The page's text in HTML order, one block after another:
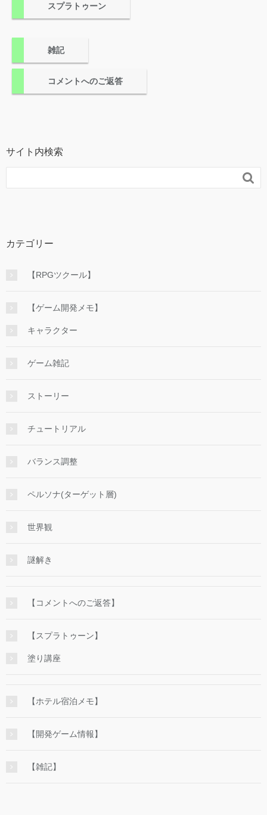
スプラトゥーン
雑記
コメントへのご返答
サイト内検索

カテゴリー
【RPGツクール】
【ゲーム開発メモ】
キャラクター
ゲーム雑記
ストーリー
チュートリアル
バランス調整
ペルソナ(ターゲット層)
世界観
謎解き
【コメントへのご返答】
【スプラトゥーン】
塗り講座
【ホテル宿泊メモ】
【開発ゲーム情報】
【雑記】